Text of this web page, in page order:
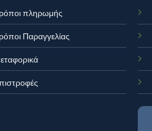
πληρωμής
Παραγγελίας